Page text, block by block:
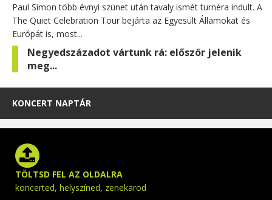
Paul Simon több évnyi szünet után tavaly ismét turnéra indult. A
The Quiet Celebration Tour bejárta az Egyesült Államokat és
Európát is, most...
Negyedszázadot vártunk rá: először jelenik
meg...
KONCERT NAPTÁR
TÖLTSD FEL AZ OLDALRA
koncerted, helyszíned, zenekarod